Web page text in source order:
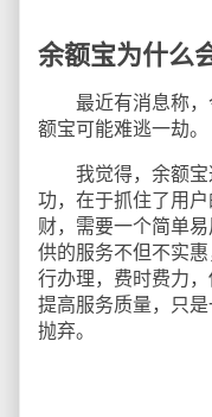
余额宝为什么
最近有消息称，
额宝可能难逃一劫。
我觉得，余额宝
功，在于抓住了用
财，需要一个简单
供的服务不但不实
行办理，费时费力
提高服务质量，只
抛弃。